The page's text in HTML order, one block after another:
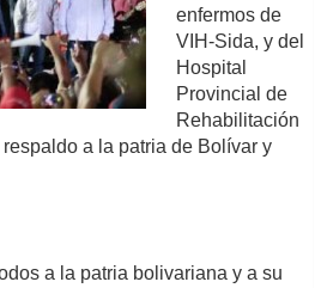
enfermos de
VIH-Sida, y del
Hospital
Provincial de
Rehabilitación
a la patria de Bolívar y
a la patria bolivariana y a su